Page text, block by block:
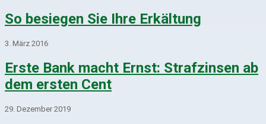
So besiegen Sie Ihre Erkältung
3. März 2016
Erste Bank macht Ernst: Strafzinsen ab
dem ersten Cent
29. Dezember 2019